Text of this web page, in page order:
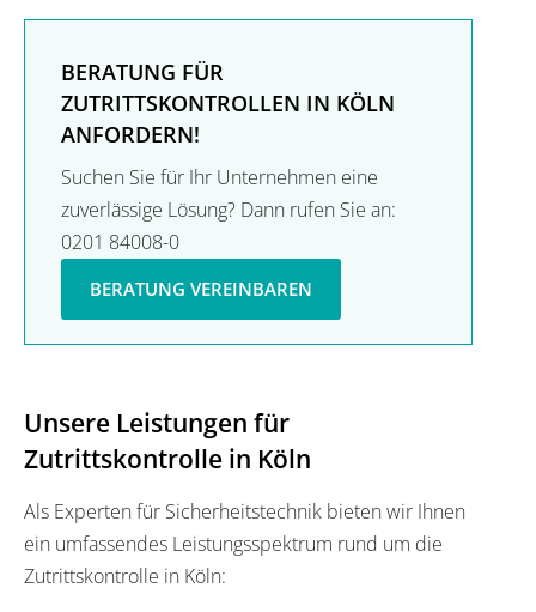
BERATUNG FÜR
ZUTRITTSKONTROLLEN IN KÖLN
ANFORDERN!
Suchen Sie für Ihr Unternehmen eine
zuverlässige Lösung? Dann rufen Sie an:
0201 84008-0
BERATUNG VEREINBAREN
Unsere Leistungen für
Zutrittskontrolle in Köln
Als Experten für Sicherheitstechnik bieten wir Ihnen
ein umfassendes Leistungsspektrum rund um die
Zutrittskontrolle in Köln: